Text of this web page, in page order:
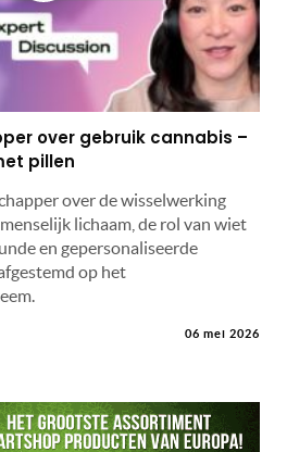
over gebruik cannabis –
pillen
over de wisselwerking
lichaam, de rol van wiet
en gepersonaliseerde
op het
06 mei 2026